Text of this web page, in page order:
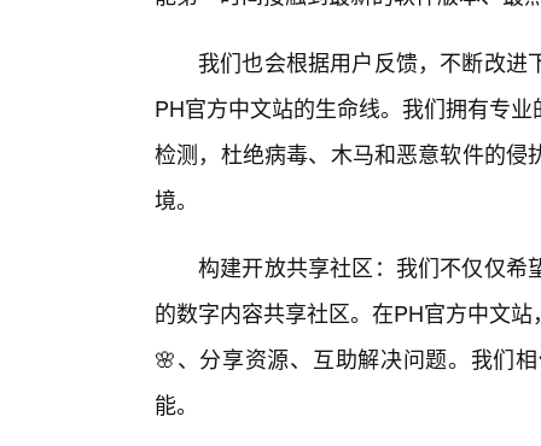
我们也会根据用户反馈，不断改
PH官方中文站的生命线。我们拥有专
检测，杜绝病毒、木马和恶意软件的
境。
构建开放共享社区：我们不仅仅希
的数字内容共享社区。在PH官方中文
🌸、分享资源、互助解决问题。我们
能。